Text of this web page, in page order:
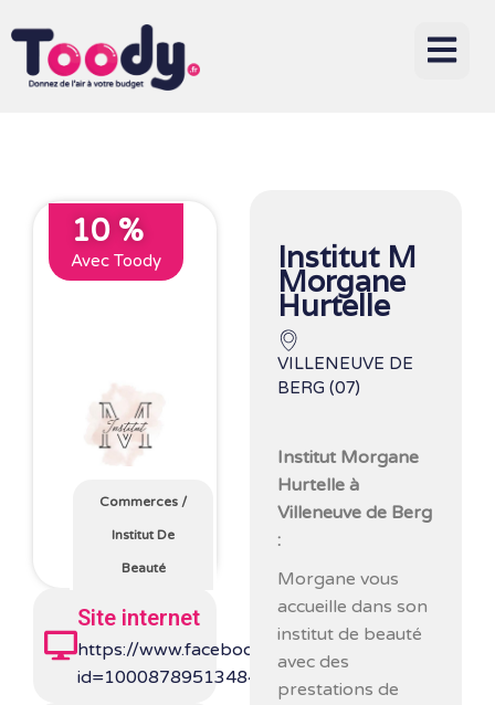
10 %
Avec Toody
Commerces /
Institut De
Beauté
Site internet
https://www.facebook.com/profile.php?
id=100087895134841&locale=fr_FR
Institut M
Morgane
Hurtelle
VILLENEUVE DE
BERG (07)
Institut Morgane
Hurtelle à
Villeneuve de Berg
:
Morgane vous
accueille dans son
institut de beauté
avec des
prestations de